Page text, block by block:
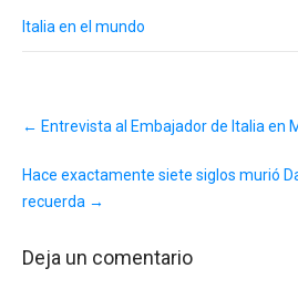
Italia en el mundo
navigation
← Entrevista al Embajador de Italia en
Hace exactamente siete siglos murió
recuerda →
Deja un comentario